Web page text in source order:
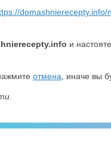
и
отмена , иначе вы